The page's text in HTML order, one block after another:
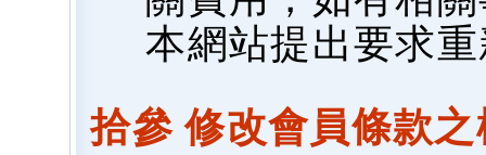
本網站提出要求
拾參 修改會員條款